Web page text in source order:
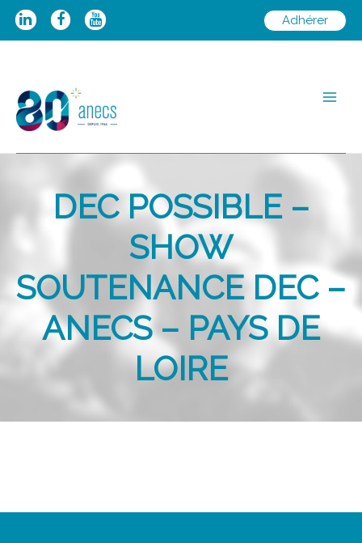
Aller
Adhérer
DEC POSSIBLE –
SHOW
SOUTENANCE DEC –
ANECS – PAYS DE
LOIRE